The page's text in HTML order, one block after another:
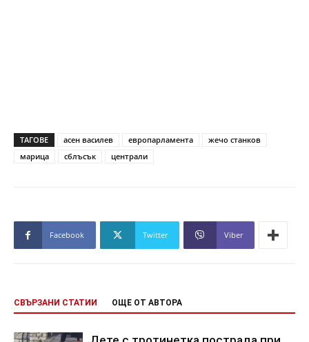
ТАГОВЕ асен василев европарламента
жечо станков
марица
сблъсък централи
Facebook Twitter Viber
СВЪРЗАНИ СТАТИИ ОЩЕ ОТ АВТОРА